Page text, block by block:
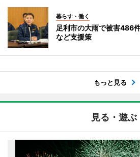
暮らす・働く
足利市の大雨で被害486
など支援策
もっと見る
見る・遊ぶ